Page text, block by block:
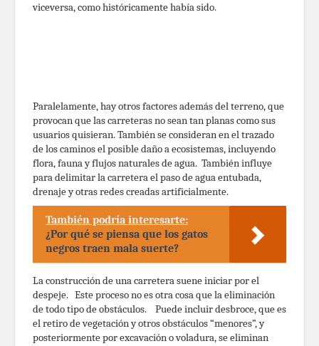
viceversa, como históricamente había sido.
Paralelamente, hay otros factores además del terreno, que
provocan que las carreteras no sean tan planas como sus
usuarios quisieran. También se consideran en el trazado
de los caminos el posible daño a ecosistemas, incluyendo
flora, fauna y flujos naturales de agua. También influye
para delimitar la carretera el paso de agua entubada,
drenaje y otras redes creadas artificialmente.
También podría interesarte:
¿Por qué se piensa que los gatos
negros traen mala suerte?
La construcción de una carretera suene iniciar por el
despeje. Este proceso no es otra cosa que la eliminación
de todo tipo de obstáculos. Puede incluir desbroce, que es
el retiro de vegetación y otros obstáculos “menores”, y
posteriormente por excavación o voladura, se eliminan